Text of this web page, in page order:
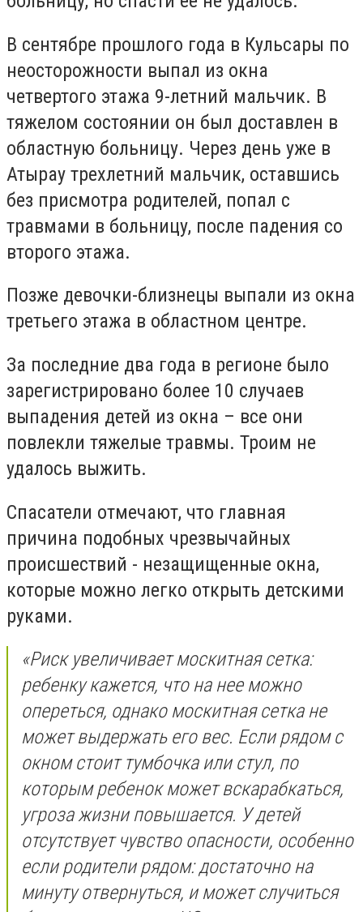
В сентябре прошлого года в Кульсары по
неосторожности выпал из окна
четвертого этажа 9-летний мальчик. В
тяжелом состоянии он был доставлен в
областную больницу. Через день уже в
Атырау трехлетний мальчик, оставшись
без присмотра родителей, попал с
травмами в больницу, после падения со
второго этажа.
Позже девочки-близнецы выпали из окна
третьего этажа в областном центре.
За последние два года в регионе было
зарегистрировано более 10 случаев
выпадения детей из окна – все они
повлекли тяжелые травмы. Троим не
удалось выжить.
Спасатели отмечают, что главная
причина подобных чрезвычайных
происшествий - незащищенные окна,
которые можно легко открыть детскими
руками.
«Риск увеличивает москитная сетка:
ребенку кажется, что на нее можно
опереться, однако москитная сетка не
может выдержать его вес. Если рядом с
окном стоит тумбочка или стул, по
которым ребенок может вскарабкаться,
угроза жизни повышается. У детей
отсутствует чувство опасности, особенно
если родители рядом: достаточно на
минуту отвернуться, и может случиться